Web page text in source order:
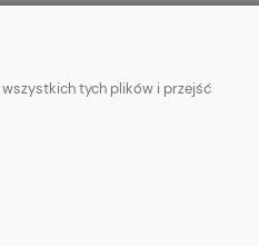
tych plików i przejść